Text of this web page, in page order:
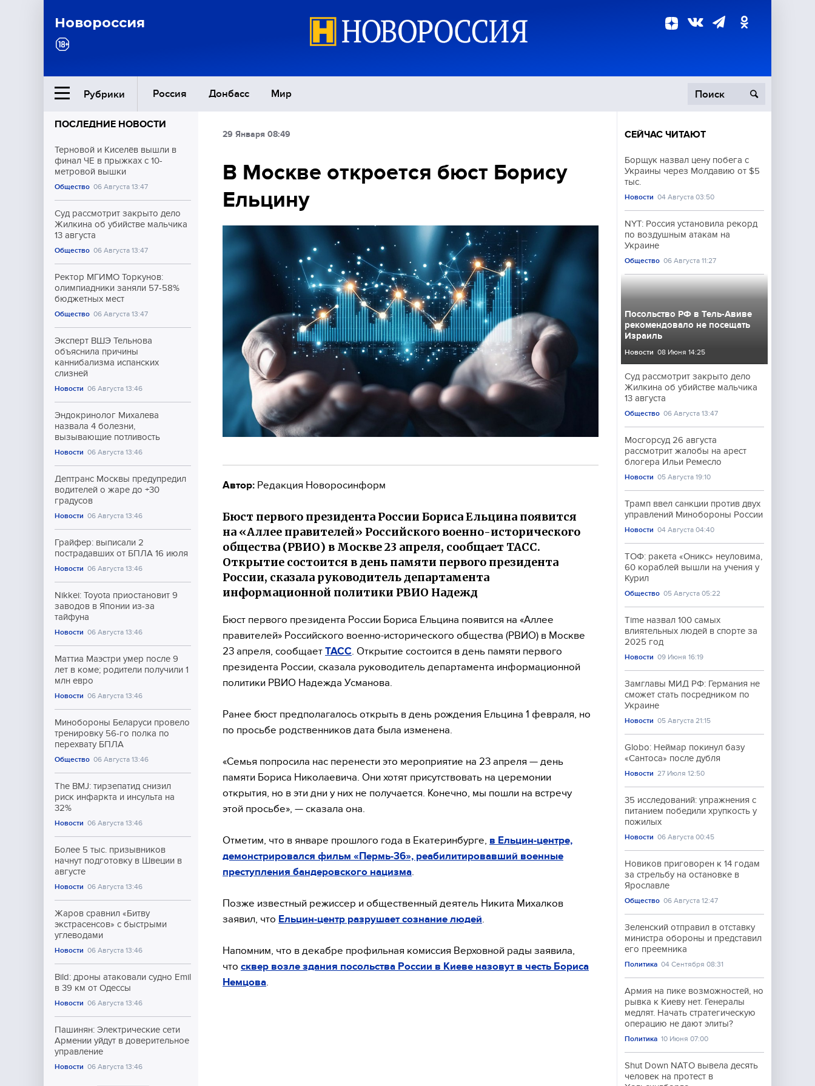
Новороссия
Рубрики Россия Донбасс Мир
Ближний Восток
Общество
Экономика
Происшествия
Культура
ПОСЛЕДНИЕ НОВОСТИ
Терновой и Киселёв вышли в
финал ЧЕ в прыжках с 10-
метровой вышки
Общество 06 Августа 13:47
Суд рассмотрит закрыто дело
Жилкина об убийстве мальчика
13 августа
Общество 06 Августа 13:47
Ректор МГИМО Торкунов:
олимпиадники заняли 57-58%
бюджетных мест
Общество 06 Августа 13:47
Эксперт ВШЭ Тельнова
объяснила причины
каннибализма испанских
слизней
Новости 06 Августа 13:46
Эндокринолог Михалева
назвала 4 болезни,
вызывающие потливость
Новости 06 Августа 13:46
Дептранс Москвы предупредил
водителей о жаре до +30
градусов
Новости 06 Августа 13:46
Грайфер: выписали 2
пострадавших от БПЛА 16 июля
Новости 06 Августа 13:46
Nikkei: Toyota приостановит 9
заводов в Японии из-за
тайфуна
Новости 06 Августа 13:46
Маттиа Маэстри умер после 9
лет в коме; родители получили 1
млн евро
Новости 06 Августа 13:46
Минобороны Беларуси провело
тренировку 56-го полка по
перехвату БПЛА
Общество 06 Августа 13:46
The BMJ: тирзепатид снизил
риск инфаркта и инсульта на
32%
Новости 06 Августа 13:46
Более 5 тыс. призывников
начнут подготовку в Швеции в
августе
Новости 06 Августа 13:46
Жаров сравнил «Битву
экстрасенсов» с быстрыми
углеводами
Новости 06 Августа 13:46
Bild: дроны атаковали судно Emil
в 39 км от Одессы
Новости 06 Августа 13:46
Пашинян: Электрические сети
Армении уйдут в доверительное
управление
Новости 06 Августа 13:46
29 Января 08:49
В Москве откроется бюст Борису
Ельцину
Автор: Редакция Новоросинформ
Бюст первого президента России Бориса Ельцина появится
на «Аллее правителей» Российского военно-исторического
общества (РВИО) в Москве 23 апреля, сообщает ТАСС.
Открытие состоится в день памяти первого президента
России, сказала руководитель департамента
информационной политики РВИО Надежд
Бюст первого президента России Бориса Ельцина появится на «Аллее
правителей» Российского военно-исторического общества (РВИО) в Москве
23 апреля, сообщает ТАСС . Открытие состоится в день памяти первого
президента России, сказала руководитель департамента информационной
политики РВИО Надежда Усманова.
Ранее бюст предполагалось открыть в день рождения Ельцина 1 февраля, но
по просьбе родственников дата была изменена.
«Семья попросила нас перенести это мероприятие на 23 апреля — день
памяти Бориса Николаевича. Они хотят присутствовать на церемонии
открытия, но в эти дни у них не получается. Конечно, мы пошли на встречу
этой просьбе», — сказала она.
Отметим, что в январе прошлого года в Екатеринбурге, в Ельцин-центре,
демонстрировался фильм «Пермь-36», реабилитировавший военные
преступления бандеровского нацизма
Позже известный режиссер и общественный деятель Никита Михалков
заявил, что Ельцин-центр разрушает сознание людей
Напомним, что в декабре профильная комиссия Верховной рады заявила,
что сквер возле здания посольства России в Киеве назовут в честь Бориса
Немцова
СЕЙЧАС ЧИТАЮТ
Борщук назвал цену побега с
Украины через Молдавию от $5
тыс.
Новости 04 Августа 03:50
NYT: Россия установила рекорд
по воздушным атакам на
Украине
Общество 06 Августа 11:27
Посольство РФ в Тель-Авиве
рекомендовало не посещать
Израиль
Новости 08 Июня 14:25
Суд рассмотрит закрыто дело
Жилкина об убийстве мальчика
13 августа
Общество 06 Августа 13:47
Мосгорсуд 26 августа
рассмотрит жалобы на арест
блогера Ильи Ремесло
Новости 05 Августа 19:10
Трамп ввел санкции против двух
управлений Минобороны России
Новости 04 Августа 04:40
ТОФ: ракета «Оникс» неуловима,
60 кораблей вышли на учения у
Курил
Общество 05 Августа 05:22
Time назвал 100 самых
влиятельных людей в спорте за
2025 год
Новости 09 Июня 16:19
Замглавы МИД РФ: Германия не
сможет стать посредником по
Украине
Новости 05 Августа 21:15
Globo: Неймар покинул базу
«Сантоса» после дубля
Новости 27 Июля 12:50
35 исследований: упражнения с
питанием победили хрупкость у
пожилых
Новости 06 Августа 00:45
Новиков приговорен к 14 годам
за стрельбу на остановке в
Ярославле
Общество 06 Августа 12:47
Зеленский отправил в отставку
министра обороны и представил
его преемника
Политика 04 Сентября 08:31
Армия на пике возможностей, но
рывка к Киеву нет. Генералы
медлят. Начать стратегическую
операцию не дают элиты?
Политика 10 Июня 07:00
Shut Down NATO вывела десять
человек на протест в